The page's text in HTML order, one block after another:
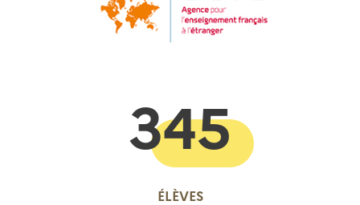
ÉLÈVES
345